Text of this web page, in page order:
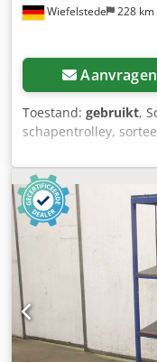
Wiefelstede 228 km
Aanvragen
Toestand: gebruikt,
schapentrolley,
mobiele schappen,
Transportwagen:
zwenkwielen -
83 kg Dcsdjrri Taspfx